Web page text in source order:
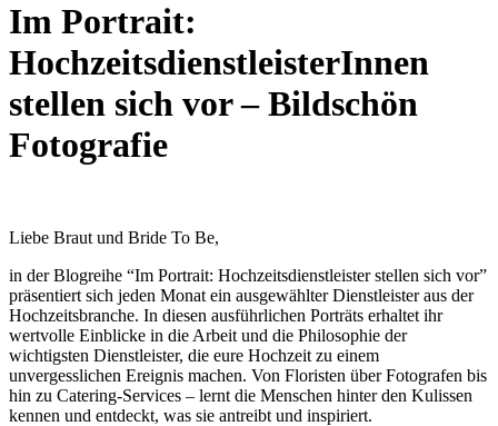
Im Portrait:
HochzeitsdienstleisterInnen
stellen sich vor – Bildschön
Fotografie
Liebe Braut und Bride To Be,
in der Blogreihe “Im Portrait: Hochzeitsdienstleister stellen sich vor”
präsentiert sich jeden Monat ein ausgewählter Dienstleister aus der
Hochzeitsbranche. In diesen ausführlichen Porträts erhaltet ihr
wertvolle Einblicke in die Arbeit und die Philosophie der
wichtigsten Dienstleister, die eure Hochzeit zu einem
unvergesslichen Ereignis machen. Von Floristen über Fotografen bis
hin zu Catering-Services – lernt die Menschen hinter den Kulissen
kennen und entdeckt, was sie antreibt und inspiriert.